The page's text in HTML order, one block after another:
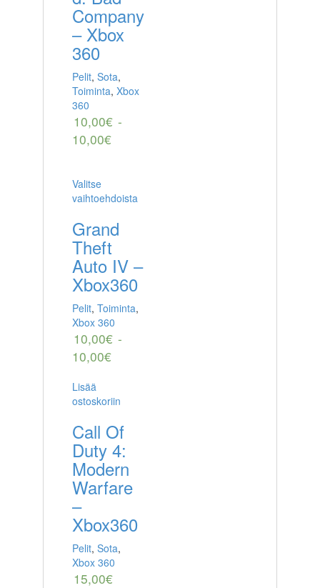
Company
– Xbox
360
Pelit, Sota,
Toiminta, Xbox
360
10,00€ -
10,00€
Valitse
vaihtoehdoista
Grand
Theft
Auto IV –
Xbox360
Pelit, Toiminta,
Xbox 360
10,00€ -
10,00€
Lisää
ostoskoriin
Call Of
Duty 4:
Modern
Warfare
–
Xbox360
Pelit, Sota,
Xbox 360
15,00€